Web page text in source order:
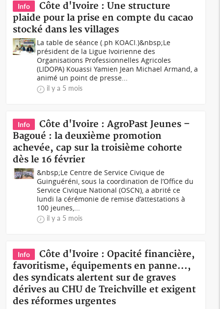
Info
Côte d'Ivoire : Une structure
plaide pour la prise en compte du cacao
stocké dans les villages
La table de séance (.ph KOACI.)&nbsp;Le
président de la Ligue Ivoirienne des
Organisations Professionnelles Agricoles
(LIDOPA) Kouassi Yamien Jean Michael Armand, a
animé un point de presse...
il y a 5 mois
Info
Côte d'Ivoire : AgroPast Jeunes –
Bagoué : la deuxième promotion
achevée, cap sur la troisième cohorte
dès le 16 février
&nbsp;Le Centre de Service Civique de
Guinguéréni, sous la coordination de l’Office du
Service Civique National (OSCN), a abrité ce
lundi la cérémonie de remise d’attestations à
100 jeunes,...
il y a 5 mois
Info
Côte d'Ivoire : Opacité financière,
favoritisme, équipements en panne...,
des syndicats alertent sur de graves
dérives au CHU de Treichville et exigent
des réformes urgentes